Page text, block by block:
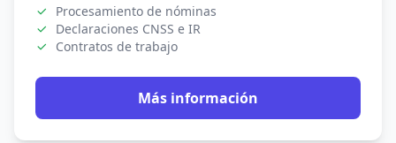
Procesamiento de nóminas
Declaraciones CNSS e IR
Contratos de trabajo
Más información